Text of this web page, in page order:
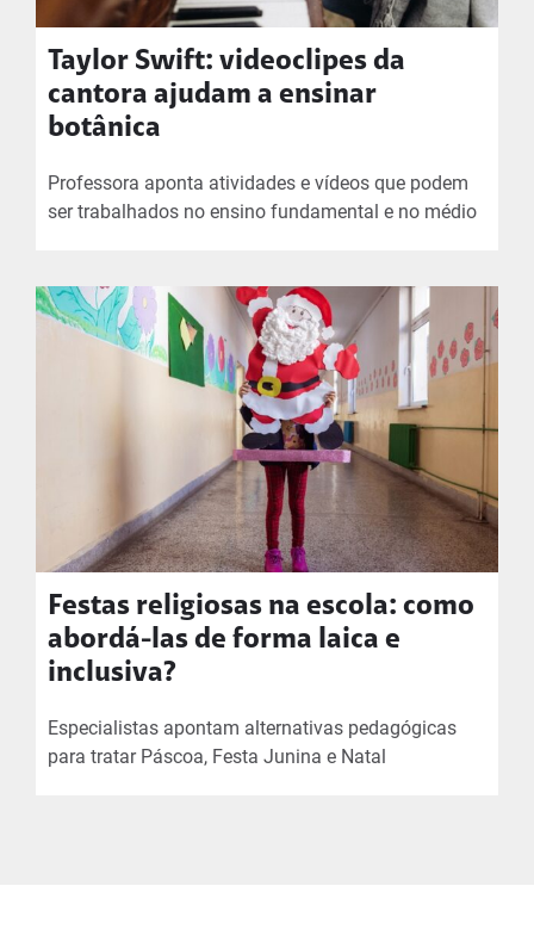
Taylor Swift: videoclipes da
cantora ajudam a ensinar
botânica
Professora aponta atividades e vídeos que podem
ser trabalhados no ensino fundamental e no médio
Festas religiosas na escola: como
abordá-las de forma laica e
inclusiva?
Especialistas apontam alternativas pedagógicas
para tratar Páscoa, Festa Junina e Natal